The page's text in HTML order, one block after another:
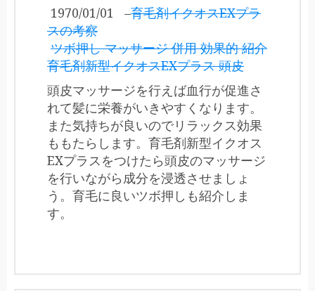
1970/01/01 –育毛剤イクオスEXプラ
スの考察
ツボ押し マッサージ 併用 効果的 紹介
育毛剤新型イクオスEXプラス 頭皮
頭皮マッサージを行えば血行が促進さ
れて髪に栄養がいきやすくなります。
また気持ちが良いのでリラックス効果
ももたらします。育毛剤新型イクオス
EXプラスをつけたら頭皮のマッサージ
を行いながら成分を浸透させましょ
う。育毛に良いツボ押しも紹介しま
す。